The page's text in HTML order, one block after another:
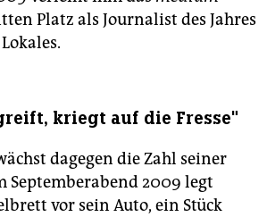
Platz als Journalist des Jahres
kriegt auf die Fresse"
dagegen die Zahl seiner
Septemberabend 2009 legt
vor sein Auto, ein Stück